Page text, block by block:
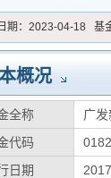
期： 2023-04-18 基
概况
全称 广
代码
日期